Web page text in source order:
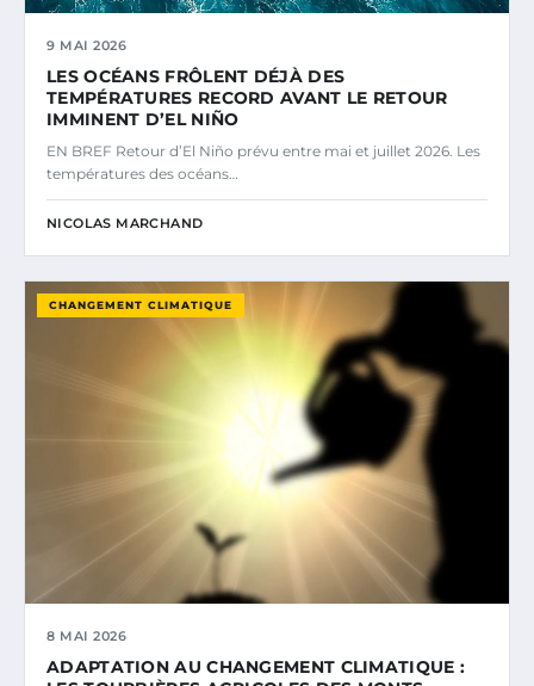
9 MAI 2026
LES OCÉANS FRÔLENT DÉJÀ DES
TEMPÉRATURES RECORD AVANT LE RETOUR
IMMINENT D’EL NIÑO
EN BREF Retour d’El Niño prévu entre mai et juillet 2026. Les
températures des océans…
NICOLAS MARCHAND
CHANGEMENT CLIMATIQUE
8 MAI 2026
ADAPTATION AU CHANGEMENT CLIMATIQUE :